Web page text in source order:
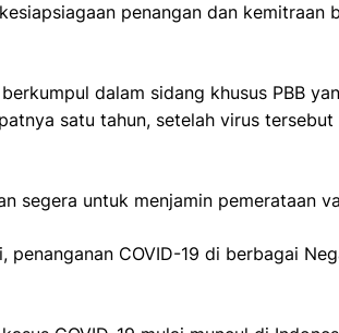
penangan dan kemitraan
dalam sidang khusus PBB
satu tahun, setelah virus
segera untuk menjamin pemerataan
COVID-19 di berbagai